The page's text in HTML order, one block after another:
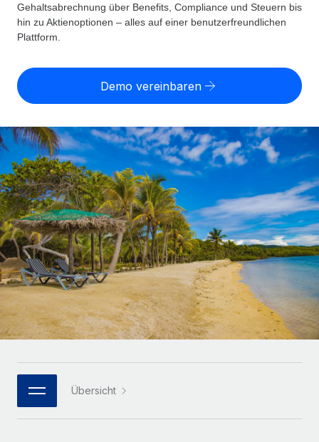
Employer of Record
Weltweites Wachstum ohne Kosten für Niederlassungen
Contractor of Record
Rechtssichere, weltweite Arbeit mit Freelancer:innen
Globales Onboarding und Verwalten von
Freelancer:innen
PEO
Auslagern von komplexen HR-Aufgaben
INFRASTRUKTUR
Remote Embedded
Nahtlose Integration der HR in bestehende Abläufe
Plattform
Integrierte HR-Kernfunktionen für dein Team
MCP
Integrationen
Country Explorer
Länderspezifische Unterstützung bei der Einstellung
Einfache Einstellung in allen US-Bundesstaaten
WACHSTUMSPHASE
Startups
Agile HR- und Payroll-Lösungen für wachsende
Unternehmen
Mittelstand
Maßgeschneiderte HR-Lösungen, um Teams zu
vergrößern
Enterprise
Globale HR für Konzerne und Großunternehmen
PARTNER WERDEN
Flexible Einbettung von Global-HR-Funktionen in deine
TOOLS UND RECHNER
Scheinselbstständigkeitsrisiko berechnen
Personalkostenrechner
Gesamtbeschäftigungskosten
Honorarzahlungen berechnen
Informationen zu möglichen Währungen und
Abwicklungsfristen für globale Freelancer:innen
LERNEN MIT REMOTE
Forschung und Leitfäden
Fallstudien
HR-Glossar
Bibliothek für Stellenbeschreibungen
Webinare
Preise
Nederlands
Français
Deutsch
Español
Italiano
Português (Portugal)
한국어
Anmelden
Gehaltsabrechnung über Benefits, Compliance und Steuern bis
hin zu Aktienoptionen – alles auf einer benutzerfreundlichen
Plattform.
Demo vereinbaren
Übersicht